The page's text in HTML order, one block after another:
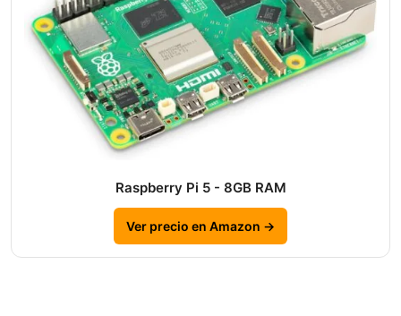
Raspberry Pi 5 - 8GB RAM
Ver precio en Amazon →